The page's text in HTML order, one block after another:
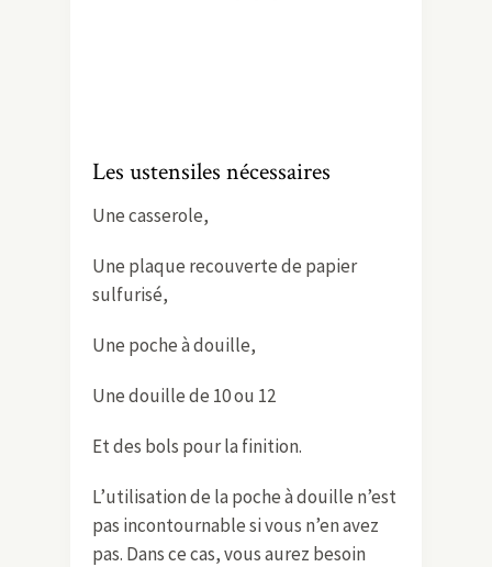
Les ustensiles nécessaires
Une casserole,
Une plaque recouverte de papier
sulfurisé,
Une poche à douille,
Une douille de 10 ou 12
Et des bols pour la finition.
L’utilisation de la poche à douille n’est
pas incontournable si vous n’en avez
pas. Dans ce cas, vous aurez besoin